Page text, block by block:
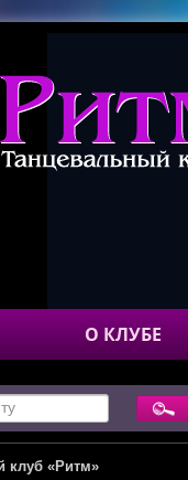
О КЛУБЕ
клуб «Ритм»